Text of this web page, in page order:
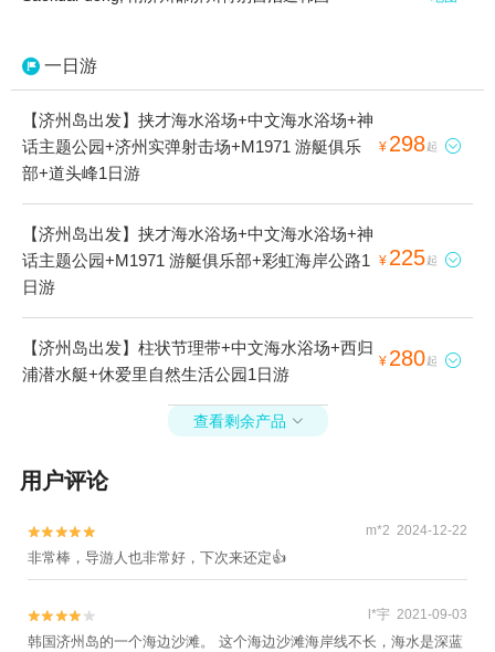
一日游
【济州岛出发】挟才海水浴场+中文海水浴场+神
话主题公园+济州实弹射击场+M1971 游艇俱乐
部+道头峰1日游
¥ 298起 
【济州岛出发】挟才海水浴场+中文海水浴场+神
话主题公园+M1971 游艇俱乐部+彩虹海岸公路1
日游
¥ 225起 
【济州岛出发】柱状节理带+中文海水浴场+西归
浦潜水艇+休爱里自然生活公园1日游
¥ 280起 
查看剩余产品 
用户评论

 m*2 2024-12-22
非常棒，导游人也非常好，下次来还定👍

 l*宇 2021-09-03
韩国济州岛的一个海边沙滩。 这个海边沙滩海岸线不长，海水是深蓝